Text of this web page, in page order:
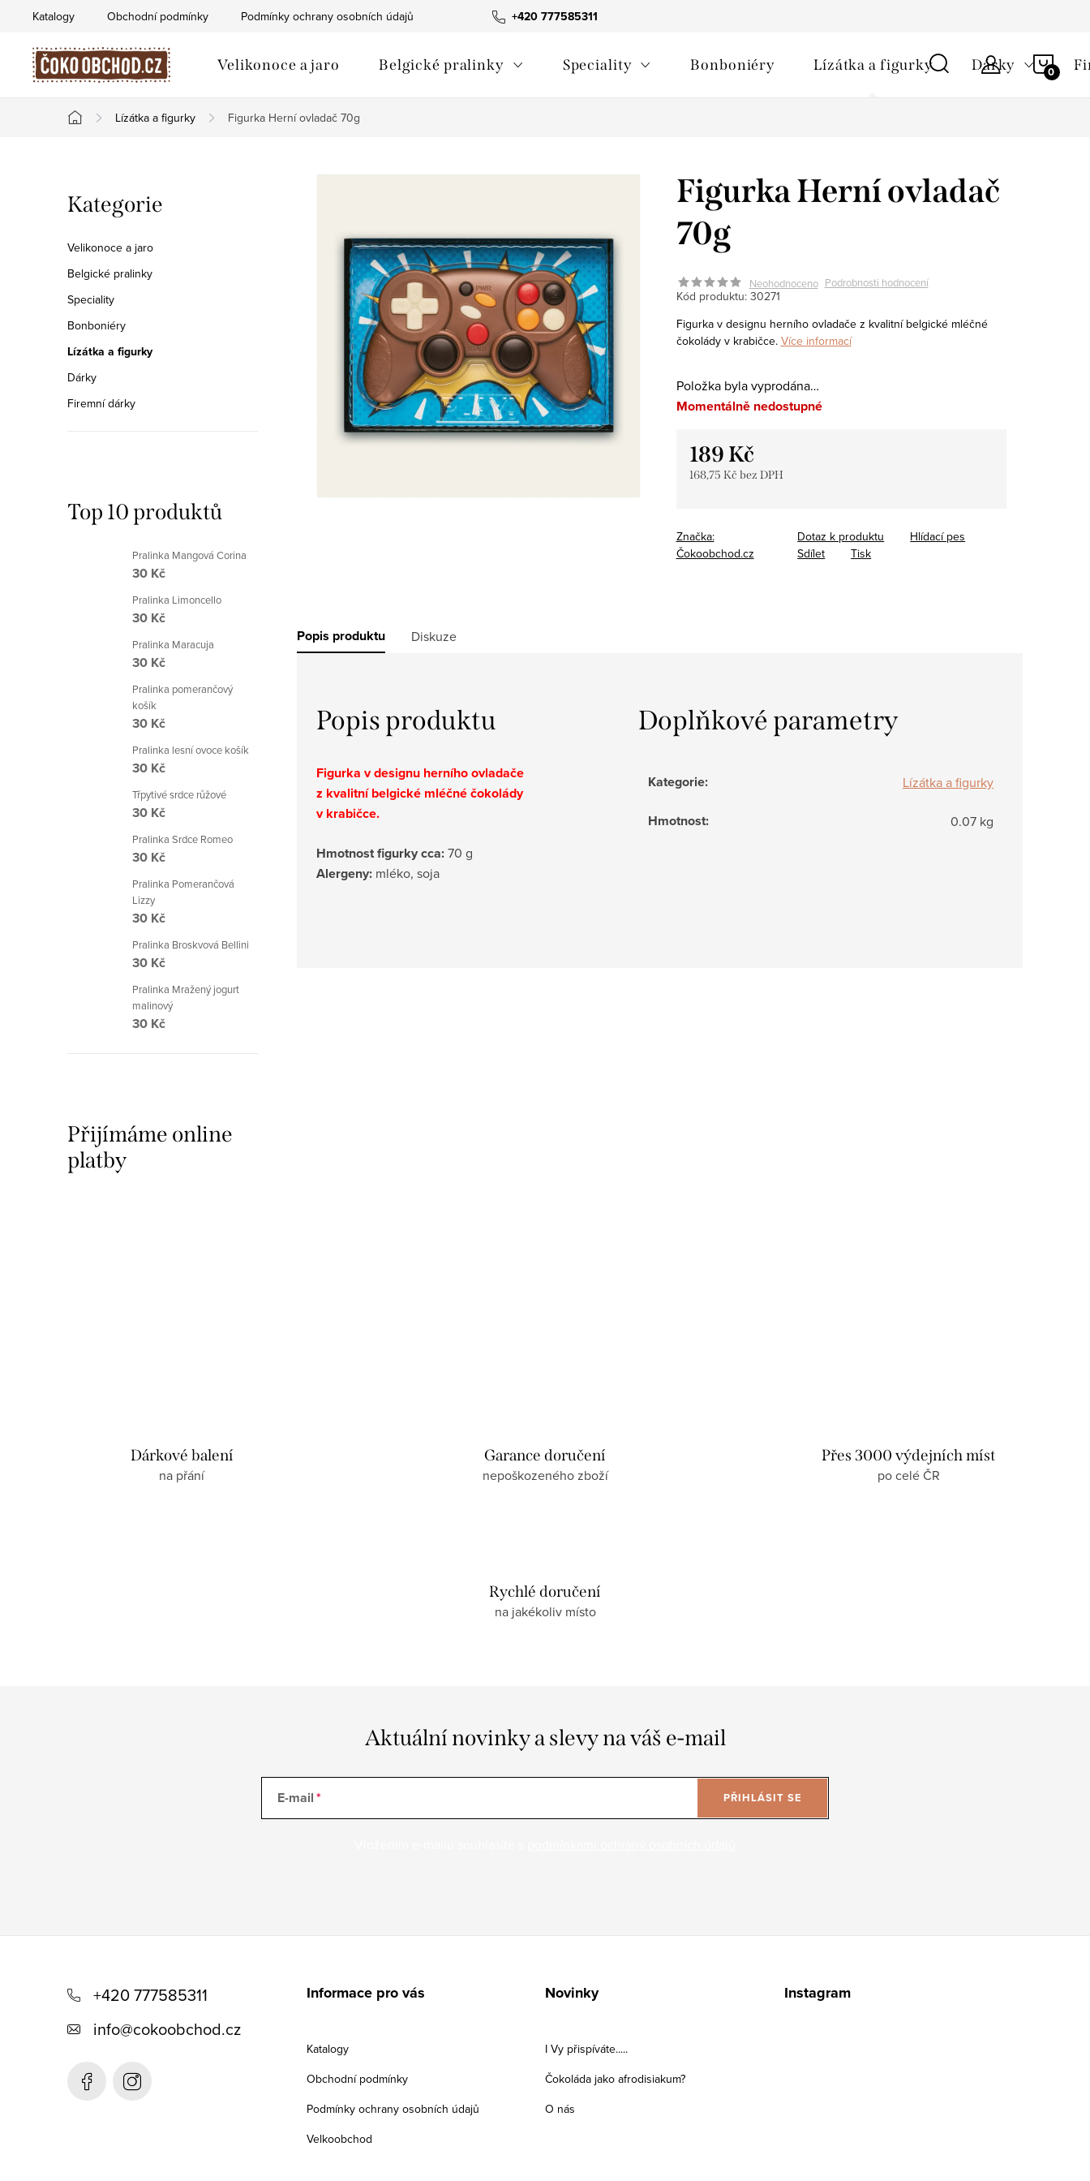
obsah
+420 777585311
Katalogy Obchodní podmínky Podmínky ochrany osobních údajů Velkoobchod
Velikonoce a jaro Belgické pralinky Speciality Bonboniéry Lízátka a figurky Dárky
Domů
Lízátka a figurky Figurka Herní ovladač 70g
o
s
t
r
a
n
n
a
Přeskočit
kategorie
Kategorie
Velikonoce a jaro
Belgické pralinky
Speciality
Bonboniéry
Lízátka a figurky
Dárky
Firemní dárky
Top 10 produktů
Pralinka Mangová Corina
30 Kč
Pralinka Limoncello
30 Kč
Pralinka Maracuja
30 Kč
Pralinka pomerančový
košík
30 Kč
Pralinka lesní ovoce košík
30 Kč
Třpytivé srdce růžové
30 Kč
Pralinka Srdce Romeo
30 Kč
Pralinka Pomerančová
Lizzy
30 Kč
Pralinka Broskvová Bellini
30 Kč
Pralinka Mražený jogurt
malinový
30 Kč
Přijímáme online
platby
Figurka Herní ovladač
70g
Neohodnoceno Podrobnosti hodnocení
Kód produktu: 30271
Figurka v designu herního ovladače z kvalitní belgické mléčné
čokolády v krabičce. Více informací
Položka byla vyprodána…
Momentálně nedostupné
189 Kč
168,75 Kč bez DPH
Značka:
Čokoobchod.cz
Tisk
Dotaz k produktu
Hlídací pes
Sdílet
Popis produktu Diskuze
Popis produktu
Figurka v designu herního ovladače
z kvalitní belgické mléčné čokolády
v krabičce.
Hmotnost figurky cca:70 g
Alergeny: mléko, soja
Doplňkové parametry
Kategorie: Lízátka a figurky
Hmotnost: 0.07 kg
Dárkové balení
na přání
Garance doručení
nepoškozeného zboží
Přes 3000 výdejních míst
po celé ČR
Rychlé doručení
na jakékoliv místo
Aktuální novinky a slevy na váš e-mail
E-mail PŘIHLÁSIT SE
+420 777585311
info@cokoobchod.cz
Informace pro vás
Katalogy
Obchodní podmínky
Podmínky ochrany osobních údajů
Velkoobchod
Novinky
I Vy přispíváte.....
Čokoláda jako afrodisiakum?
O nás
Instagram